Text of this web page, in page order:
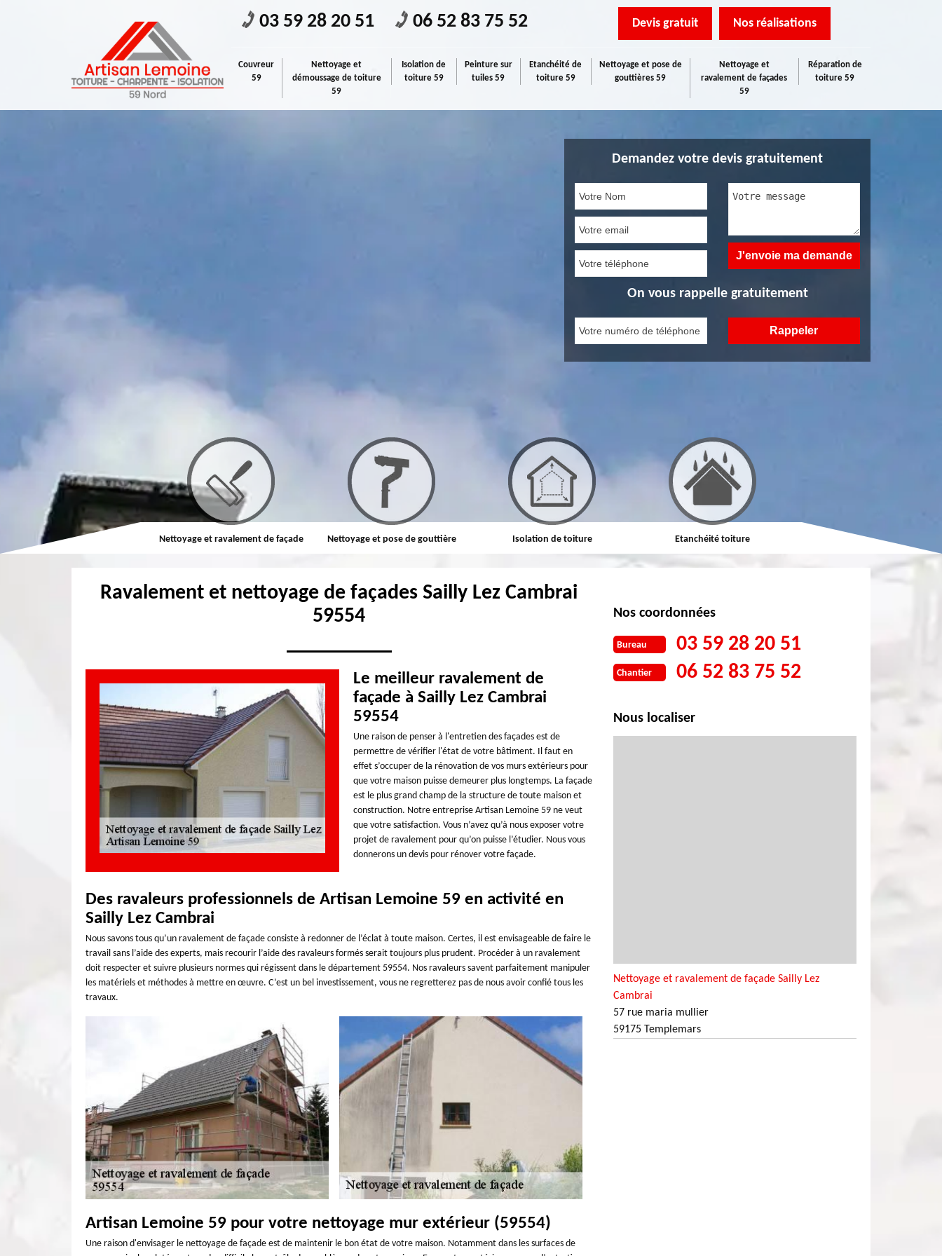
03 59 28 20 51 06 52 83 75 52 Devis gratuit Nos réalisations
Couvreur
59
Nettoyage et
démoussage de toiture
59
Isolation de
toiture 59
Peinture sur
tuiles 59
Etanchéité de
toiture 59
Nettoyage et pose de
gouttières 59
Nettoyage et
ravalement de façades
59
Réparation de
toiture 59
Demandez votre devis gratuitement
On vous rappelle gratuitement
Couvreur Nettoyage et ravalement de façade Nettoyage et pose de gouttière Isolation de toiture Etanchéité toiture Réparation de toiture
Ravalement et nettoyage de façades Sailly Lez Cambrai
59554
Le meilleur ravalement de
façade à Sailly Lez Cambrai
59554
Une raison de penser à l'entretien des façades est de
permettre de vérifier l'état de votre bâtiment. Il faut en
effet s’occuper de la rénovation de vos murs extérieurs pour
que votre maison puisse demeurer plus longtemps. La façade
est le plus grand champ de la structure de toute maison et
construction. Notre entreprise Artisan Lemoine 59 ne veut
que votre satisfaction. Vous n’avez qu’à nous exposer votre
projet de ravalement pour qu’on puisse l’étudier. Nous vous
donnerons un devis pour rénover votre façade.
Des ravaleurs professionnels de Artisan Lemoine 59 en activité en
Sailly Lez Cambrai
Nous savons tous qu’un ravalement de façade consiste à redonner de l’éclat à toute maison. Certes, il est envisageable de faire le
travail sans l’aide des experts, mais recourir l’aide des ravaleurs formés serait toujours plus prudent. Procéder à un ravalement
doit respecter et suivre plusieurs normes qui régissent dans le département 59554. Nos ravaleurs savent parfaitement manipuler
les matériels et méthodes à mettre en œuvre. C’est un bel investissement, vous ne regretterez pas de nous avoir confié tous les
travaux.
Artisan Lemoine 59 pour votre nettoyage mur extérieur (59554)
Une raison d'envisager le nettoyage de façade est de maintenir le bon état de votre maison. Notamment dans les surfaces de
Nos coordonnées
Bureau 03 59 28 20 51
Chantier 06 52 83 75 52
Nous localiser
Nettoyage et ravalement de façade Sailly Lez
Cambrai
57 rue maria mullier
59175 Templemars